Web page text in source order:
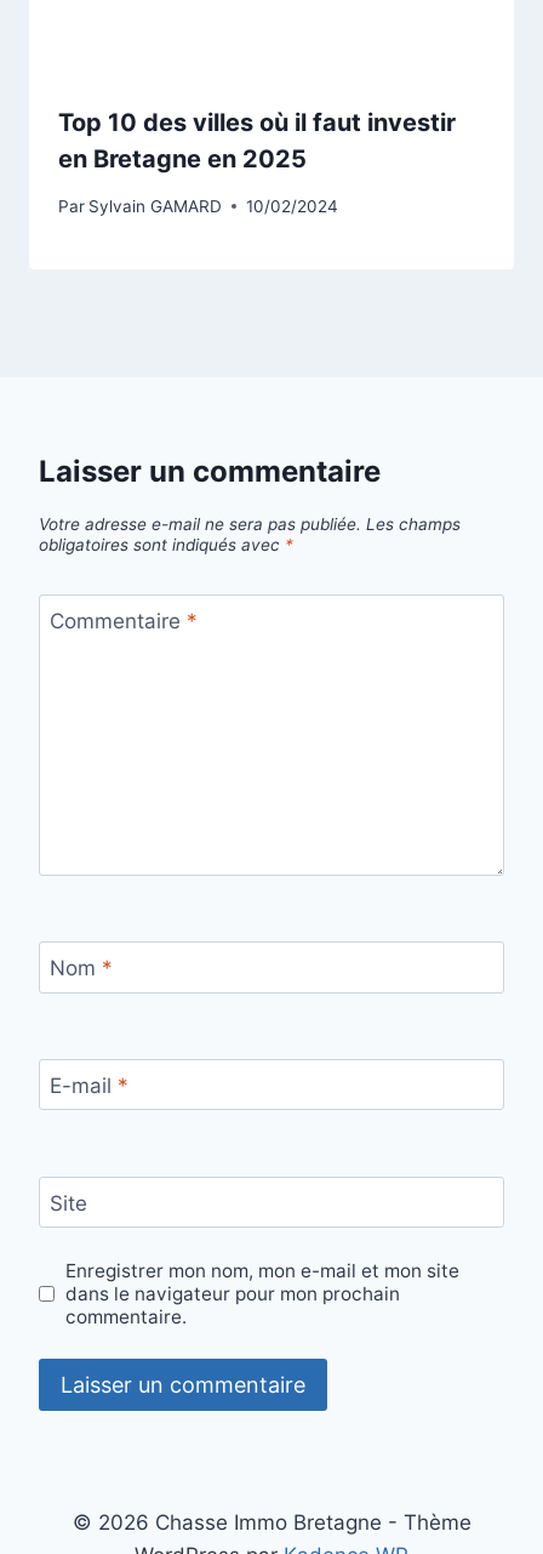
Top 10 des villes où il faut investir
en Bretagne en 2025
Par Sylvain GAMARD 10/02/2024
Laisser un commentaire
Votre adresse e-mail ne sera pas publiée. Les champs
obligatoires sont indiqués avec *
Commentaire *
Nom *
E-mail *
Site
Enregistrer mon nom, mon e-mail et mon site
dans le navigateur pour mon prochain
commentaire.
© 2026 Chasse Immo Bretagne - Thème